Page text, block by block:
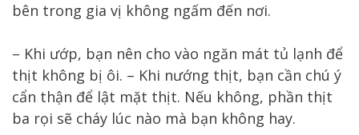
bên trong gia vị không ngấm đến nơi.
– Khi ướp, bạn nên cho vào ngăn mát tủ lạnh để
thịt không bị ôi. – Khi nướng thịt, bạn cần chú ý
cẩn thận để lật mặt thịt. Nếu không, phần thịt
ba rọi sẽ cháy lúc nào mà bạn không hay.